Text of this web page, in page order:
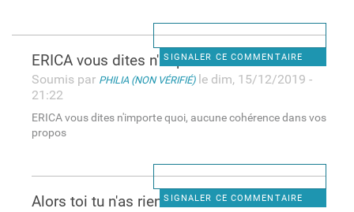
SIGNALER CE COMMENTAIRE
ERICA vous dites n'importe
Soumis par PHILIA (NON VÉRIFIÉ)le dim, 15/12/2019 -
21:22
ERICA vous dites n'importe quoi, aucune cohérence dans vos
propos
SIGNALER CE COMMENTAIRE
Alors toi tu n'as rien